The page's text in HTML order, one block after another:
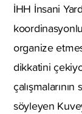
İHH İnsani
organize
dikkatini
söyleyen